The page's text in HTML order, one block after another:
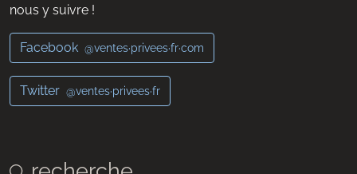
nous y suivre !
Facebook @ventes·privees·fr·com
Twitter @ventes·privees·fr